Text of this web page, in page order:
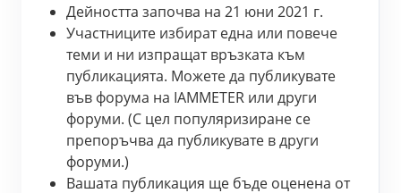
Дейността започва на 21 юни 2021 г.
Участниците избират една или повече
теми и ни изпращат връзката към
публикацията. Можете да публикувате
във форума на IAMMETER или други
форуми. (С цел популяризиране се
препоръчва да публикувате в други
форуми.)
Вашата публикация ще бъде оценена от